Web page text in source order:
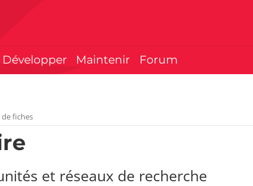
Développer Maintenir Forum
de fiches
et réseaux de recherche